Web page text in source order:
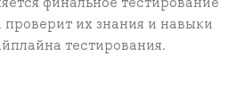
их знания и навыки
тестирования.